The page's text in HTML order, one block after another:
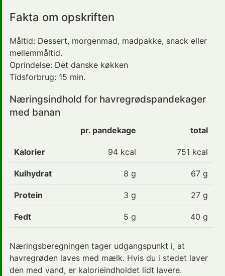
Fakta om opskriften
Måltid: Dessert, morgenmad, madpakke, snack eller
mellemmåltid.
Oprindelse: Det danske køkken
Tidsforbrug: 15 min.
Næringsindhold for havregrødspandekager
med banan
pr. pandekage total
Kalorier 94 kcal 751 kcal
Kulhydrat 8 g 67 g
Protein 3 g 27 g
Fedt 5 g 40 g
Næringsberegningen tager udgangspunkt i, at
havregrøden laves med mælk. Hvis du i stedet laver
den med vand, er kalorieindholdet lidt lavere.